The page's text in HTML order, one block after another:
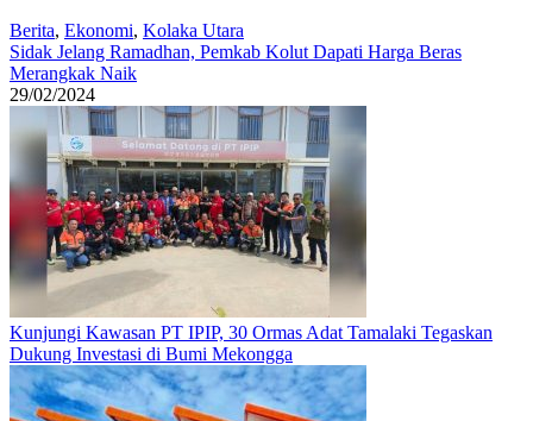
Berita, Ekonomi, Kolaka Utara
Sidak Jelang Ramadhan, Pemkab Kolut Dapati Harga Beras
Merangkak Naik
29/02/2024
Kunjungi Kawasan PT IPIP, 30 Ormas Adat Tamalaki Tegaskan
Dukung Investasi di Bumi Mekongga